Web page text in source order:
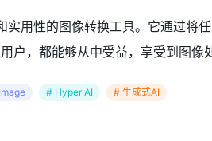
用性的图像转换工具。它通过将
，都能够从中受益，享受到图像
# Hyper AI # 生成式AI